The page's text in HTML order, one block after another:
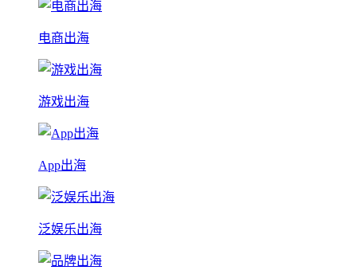
电商出海
游戏出海
App出海
泛娱乐出海